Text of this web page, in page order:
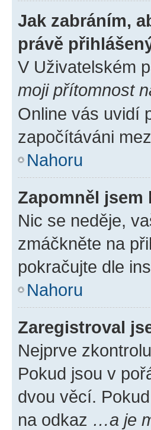
Jak zabráním,
právě
V Uživatelském
moji přítomnost
Online vás uvidí
započítáváni
Nahoru
Zapomněl jsem
Nic se neděje,
zmáčkněte na
pokračujte dle
Nahoru
Zaregistroval
Nejprve
Pokud jsou v
dvou věcí.
na odkaz …a je